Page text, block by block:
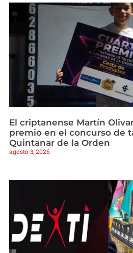
El criptanense Martín
premio en el concurso de
Quintanar de la Orden
agosto 3, 2026